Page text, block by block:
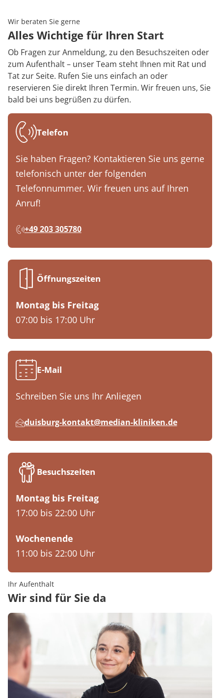
Wir beraten Sie gerne
Alles Wichtige für Ihren Start
Ob Fragen zur Anmeldung, zu den Besuchszeiten oder
zum Aufenthalt – unser Team steht Ihnen mit Rat und
Tat zur Seite. Rufen Sie uns einfach an oder
reservieren Sie direkt Ihren Termin. Wir freuen uns, Sie
bald bei uns begrüßen zu dürfen.
Telefon
Sie haben Fragen? Kontaktieren Sie uns gerne
telefonisch unter der folgenden
Telefonnummer. Wir freuen uns auf Ihren
Anruf!
+49 203 305780
Öffnungszeiten
Montag bis Freitag
07:00 bis 17:00 Uhr
E-Mail
Schreiben Sie uns Ihr Anliegen
duisburg-kontakt@median-kliniken.de
Besuchszeiten
Montag bis Freitag
17:00 bis 22:00 Uhr
Wochenende
11:00 bis 22:00 Uhr
Ihr Aufenthalt
Wir sind für Sie da